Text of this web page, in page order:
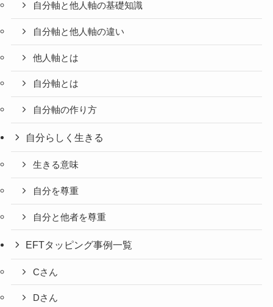
自分軸と他人軸の基礎知識
自分軸と他人軸の違い
他人軸とは
自分軸とは
自分軸の作り方
自分らしく生きる
生きる意味
自分を尊重
自分と他者を尊重
EFTタッピング事例一覧
Cさん
Dさん